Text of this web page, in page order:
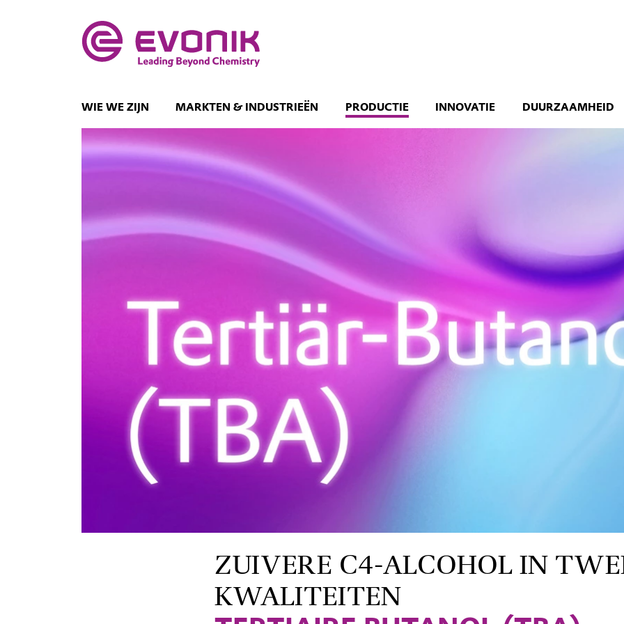
WIE WE ZIJN MARKTEN & INDUSTRIEËN PRODUCTIE INNOVATIE DUURZAAMHEID
ZUIVERE C4-ALCOHOL IN
KWALITEITEN